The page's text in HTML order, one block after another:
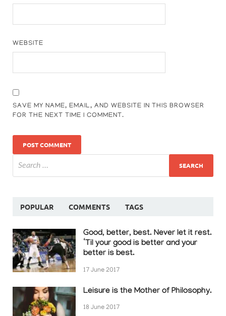
WEBSITE
SAVE MY NAME, EMAIL, AND WEBSITE IN THIS BROWSER
FOR THE NEXT TIME I COMMENT.
POPULAR COMMENTS TAGS
Good, better, best. Never let it rest.
‘Til your good is better and your
better is best.
17 June 2017
Leisure is the Mother of Philosophy.
18 June 2017